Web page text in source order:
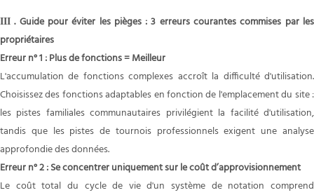
III . Guide pour éviter les pièges : 3 erreurs courantes commises par les
propriétaires
Erreur n° 1 : Plus de fonctions = Meilleur
L'accumulation de fonctions complexes accroît la difficulté d'utilisation.
Choisissez des fonctions adaptables en fonction de l'emplacement du site :
les pistes familiales communautaires privilégient la facilité d'utilisation,
tandis que les pistes de tournois professionnels exigent une analyse
approfondie des données.
Erreur n° 2 : Se concentrer uniquement sur le coût d’approvisionnement
Le coût total du cycle de vie d'un système de notation comprend